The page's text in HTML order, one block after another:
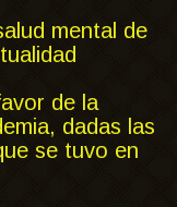
mental de
de la
dadas las
se tuvo en